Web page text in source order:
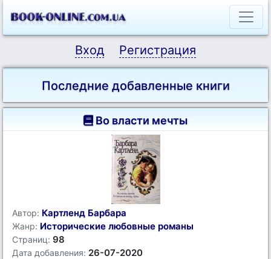
Вход Регистрация
Последние добавленные книги
Во власти мечты
Автор: Картленд Барбара
Жанр: Исторические любовные романы
Страниц: 98
Дата добавления: 26-07-2020